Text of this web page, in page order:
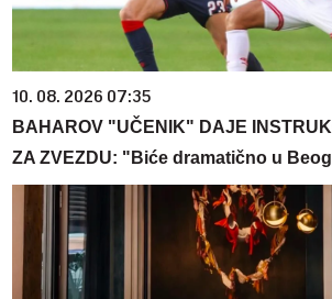
10. 08. 2026 07:35
BAHAROV "UČENIK" DAJE
ZA ZVEZDU: "Biće dramatično u